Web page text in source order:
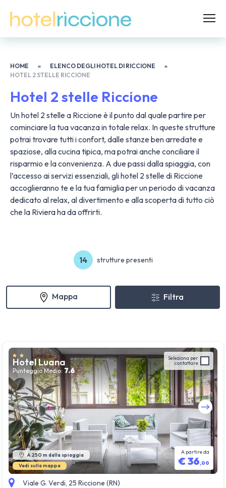
HOME » ELENCO DEGLI HOTEL DI RICCIONE
»
HOTEL 2 STELLE RICCIONE
Hotel 2 stelle Riccione
Un hotel 2 stelle a Riccione è il punto dal quale partire per
cominciare la tua vacanza in totale relax. In queste strutture
potrai trovare tutti i confort, dalle stanze ben arredate e
spaziose, alla cucina tipica, ma potrai anche conciliare il
risparmio e la convenienza. A due passi dalla spiaggia, con
l’accesso ai servizi essenziali, gli hotel 2 stelle di Riccione
accoglieranno te e la tua famiglia per un periodo di vacanza
dedicato al relax, al divertimento e alla scoperta di tutto ciò
che la Riviera ha da offrirti.
14 strutture presenti
Mappa Filtra
Guarda tutte le foto
Hotel Luana
Punteggio Medio: 7.6
Seleziona per
contattare
A 250 m dalla spiaggia
Vedi sulla mappa
A partire da
€36,00
Viale G. Verdi, 25 Riccione (RN)